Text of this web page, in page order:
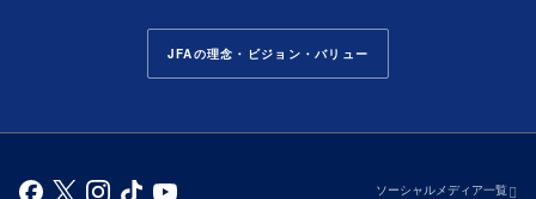
JFAの理念・ビジョン・バリュー
ソーシャルメディア一覧